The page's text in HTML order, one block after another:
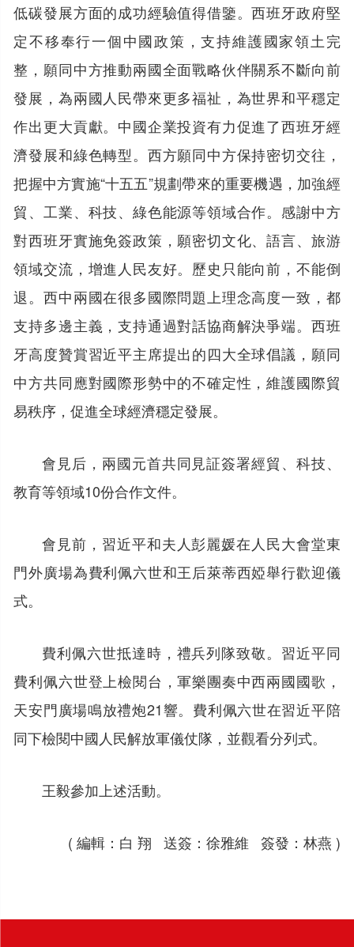
低碳發展方面的成功經驗值得借鑒。西班牙政府堅
定不移奉行一個中國政策，支持維護國家領土完
整，願同中方推動兩國全面戰略伙伴關系不斷向前
發展，為兩國人民帶來更多福祉，為世界和平穩定
作出更大貢獻。中國企業投資有力促進了西班牙經
濟發展和綠色轉型。西方願同中方保持密切交往，
把握中方實施“十五五”規劃帶來的重要機遇，加強經
貿、工業、科技、綠色能源等領域合作。感謝中方
對西班牙實施免簽政策，願密切文化、語言、旅游
領域交流，增進人民友好。歷史只能向前，不能倒
退。西中兩國在很多國際問題上理念高度一致，都
支持多邊主義，支持通過對話協商解決爭端。西班
牙高度贊賞習近平主席提出的四大全球倡議，願同
中方共同應對國際形勢中的不確定性，維護國際貿
易秩序，促進全球經濟穩定發展。
會見后，兩國元首共同見証簽署經貿、科技、
教育等領域10份合作文件。
會見前，習近平和夫人彭麗媛在人民大會堂東
門外廣場為費利佩六世和王后萊蒂西婭舉行歡迎儀
式。
費利佩六世抵達時，禮兵列隊致敬。習近平同
費利佩六世登上檢閱台，軍樂團奏中西兩國國歌，
天安門廣場鳴放禮炮21響。費利佩六世在習近平陪
同下檢閱中國人民解放軍儀仗隊，並觀看分列式。
王毅參加上述活動。
( 編輯：白 翔 送簽：徐雅維 簽發：林燕 )